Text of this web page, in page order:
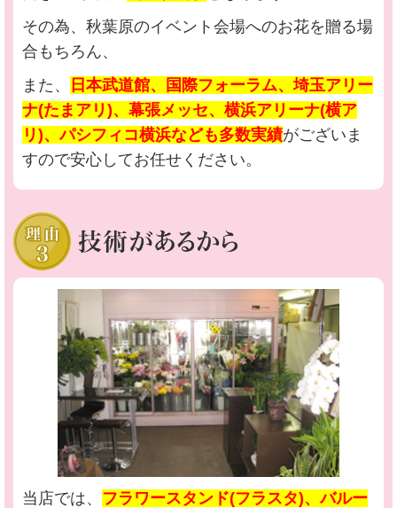
その為、秋葉原のイベント会場へのお花を贈る場
合もちろん、
また、
日本武道館、国際フォーラム、埼玉アリー
ナ(たまアリ)、幕張メッセ、横浜アリーナ(横ア
リ)、パシフィコ横浜なども多数実績がございま
すので安心してお任せください。
当店では、 フラワースタンド(フラスタ)、バルー